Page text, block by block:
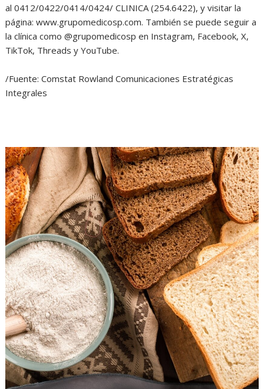
al 0412/0422/0414/0424/ CLINICA (254.6422), y visitar la
página: www.grupomedicosp.com. También se puede seguir a
la clínica como @grupomedicosp en Instagram, Facebook, X,
TikTok, Threads y YouTube.
/Fuente: Comstat Rowland Comunicaciones Estratégicas
Integrales